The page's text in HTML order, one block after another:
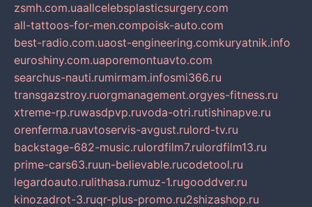
zsmh.com.uaallcelebsplasticsurgery.com
all-tattoos-for-men.compoisk-auto.com
best-radio.com.uaost-engineering.comkuryatnik.info
euroshiny.com.uaporemontuavto.com
searchus-nauti.rumirmam.infosmi366.ru
transgazstroy.ruorgmanagement.orgyes-fitness.ru
xtreme-rp.ruwasdpvp.ruvoda-otri.rutishinapve.ru
orenferma.ruavtoservis-avgust.rulord-tv.ru
backstage-682-music.rulordfilm7.rulordfilm13.ru
prime-cars63.ruun-believable.rucodetool.ru
legardoauto.rulithasa.rumuz-1.rugooddver.ru
kinozadrot-3.ruqr-plus-promo.ru2shizashop.ru